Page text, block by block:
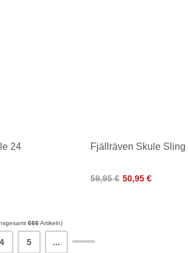
24 Fjällräven Skule Sling
59,95 € 50,95 €
666Artikeln)
4 5 ...